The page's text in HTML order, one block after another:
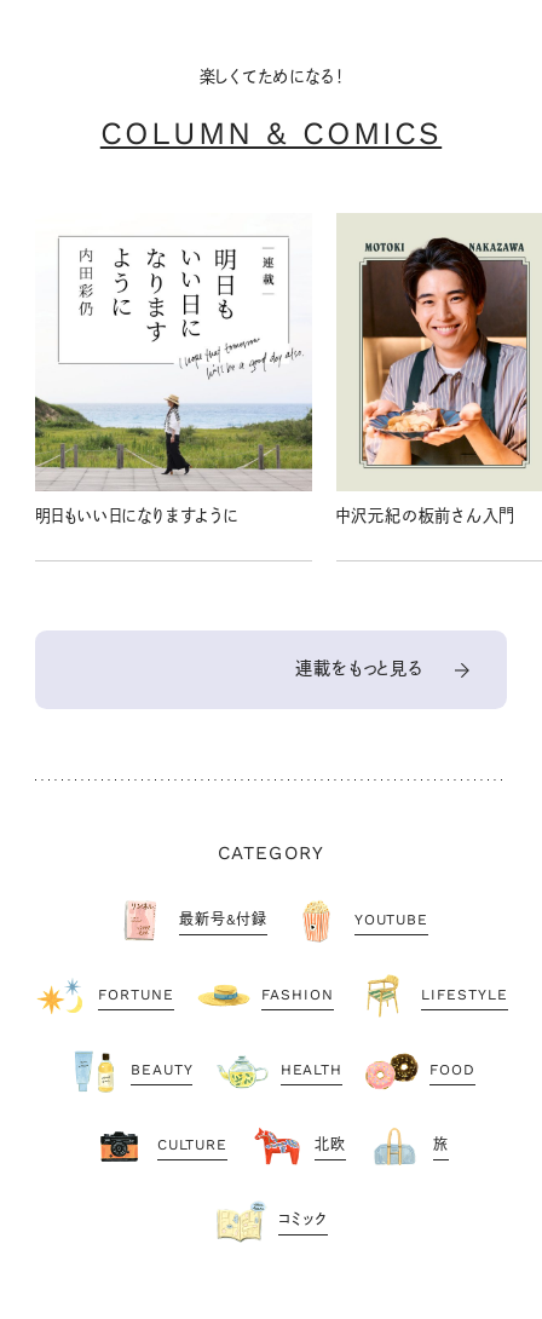
楽しくてためになる！
COLUMN & COMICS
明日もいい日になりますように 中沢元紀の板前さん入門
連載をもっと見る
CATEGORY
最新号&付録 YOUTUBE
FORTUNE FASHION LIFESTYLE
BEAUTY HEALTH FOOD
CULTURE 北欧 旅
コミック